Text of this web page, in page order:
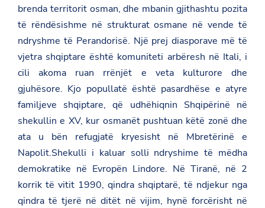
brenda territorit osman, dhe mbanin gjithashtu pozita
të rëndësishme në strukturat osmane në vende të
ndryshme të Perandorisë. Një prej diasporave më të
vjetra shqiptare është komuniteti arbëresh në Itali, i
cili akoma ruan rrënjët e veta kulturore dhe
gjuhësore. Kjo popullatë është pasardhëse e atyre
familjeve shqiptare, që udhëhiqnin Shqipërinë në
shekullin e XV, kur osmanët pushtuan këtë zonë dhe
ata u bën refugjatë kryesisht në Mbretërinë e
Napolit.Shekulli i kaluar solli ndryshime të mëdha
demokratike në Evropën Lindore. Në Tiranë, në 2
korrik të vitit 1990, qindra shqiptarë, të ndjekur nga
qindra të tjerë në ditët në vijim, hynë forcërisht në